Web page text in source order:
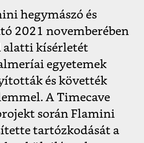
hegymászó és
2021 novemberében
kísérletét
egyetemek
és követték
A Timecave
során Flamini
tartózkodását a